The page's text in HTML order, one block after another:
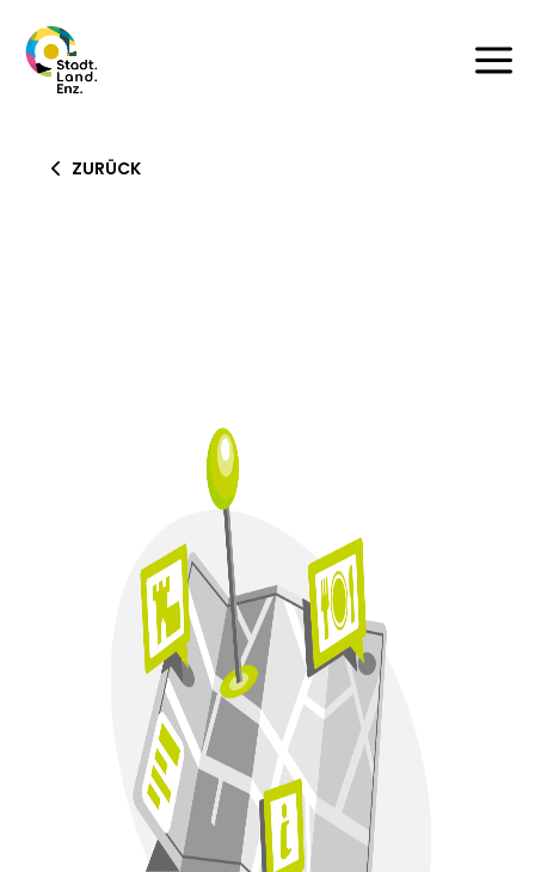
a
ZURÜCK